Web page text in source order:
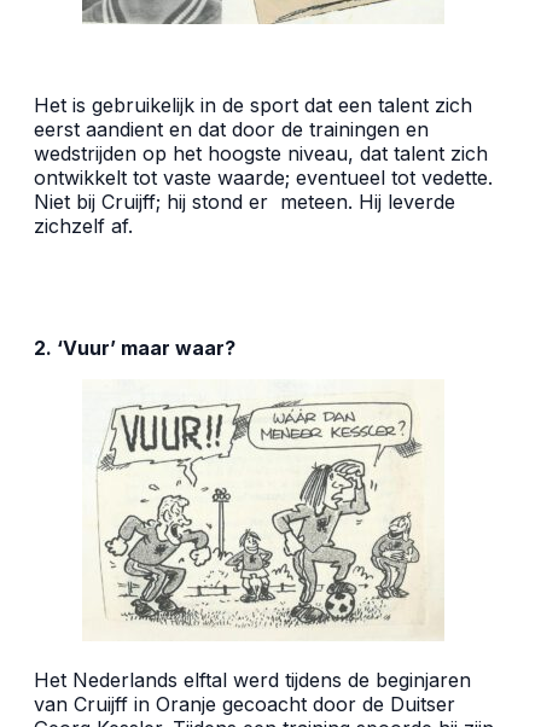
Het is gebruikelijk in de sport dat een talent zich
eerst aandient en dat door de trainingen en
wedstrijden op het hoogste niveau, dat talent zich
ontwikkelt tot vaste waarde; eventueel tot vedette.
Niet bij Cruijff; hij stond er meteen. Hij leverde
zichzelf af.
2. ‘Vuur’ maar waar?
Het Nederlands elftal werd tijdens de beginjaren
van Cruijff in Oranje gecoacht door de Duitser